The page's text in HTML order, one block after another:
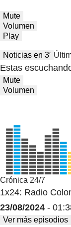
Mute
Volumen
Play
Noticias en 3′
Estas
Mute
Volumen
Crónica 24/7
1x24: Radio
23/08/2024 -
Ver más episodios